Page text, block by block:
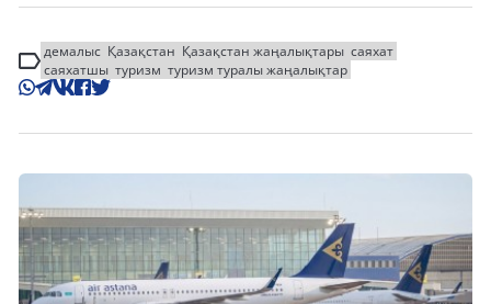
демалыс Қазақстан Қазақстан жаңалықтары саяхат
саяхатшы туризм туризм туралы жаңалықтар